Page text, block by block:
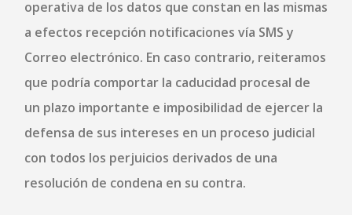
operativa de los datos que constan en las mismas
a efectos recepción notificaciones vía SMS y
Correo electrónico. En caso contrario, reiteramos
que podría comportar la caducidad procesal de
un plazo importante e imposibilidad de ejercer la
defensa de sus intereses en un proceso judicial
con todos los perjuicios derivados de una
resolución de condena en su contra.